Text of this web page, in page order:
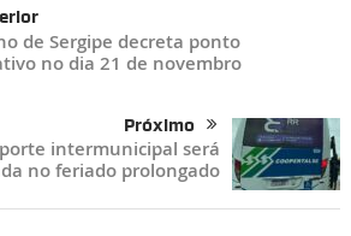
de Sergipe decreta ponto
no dia 21 de novembro
Próximo
intermunicipal será
no feriado prolongado